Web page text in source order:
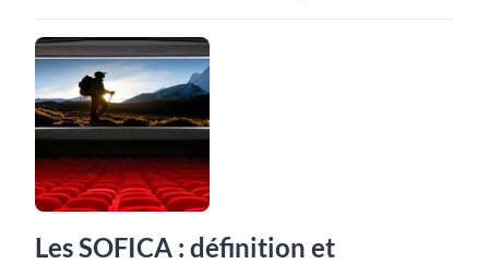
Les SOFICA : définition et